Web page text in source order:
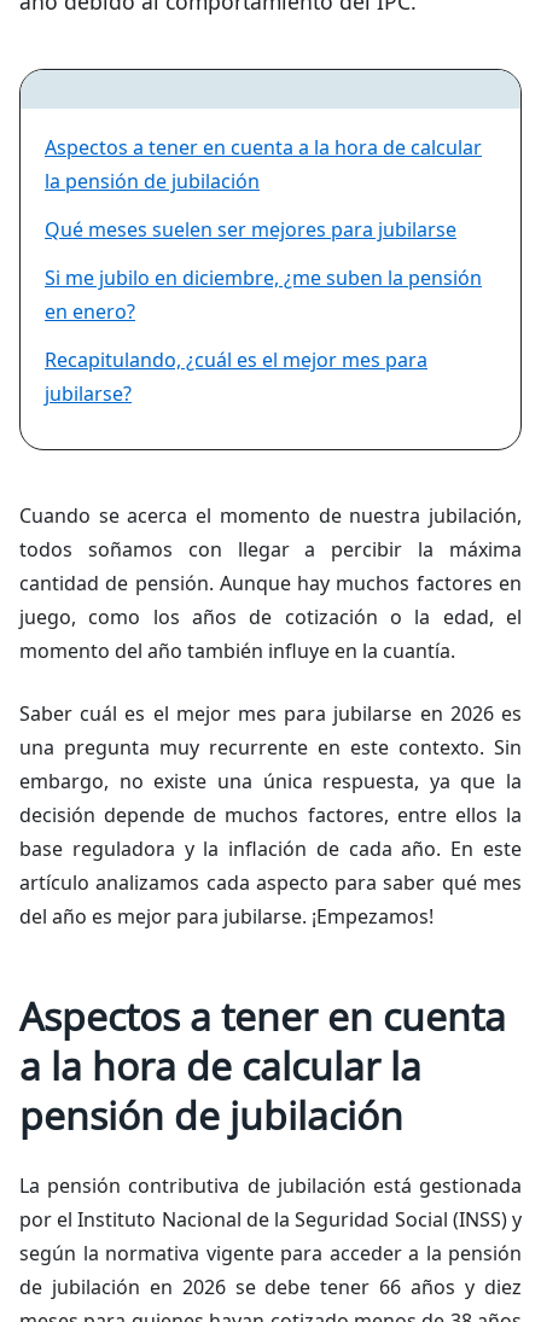
Aspectos a tener en cuenta a la hora de calcular
la pensión de jubilación
Qué meses suelen ser mejores para jubilarse
Si me jubilo en diciembre, ¿me suben la pensión
en enero?
Recapitulando, ¿cuál es el mejor mes para
jubilarse?
Cuando se acerca el momento de nuestra jubilación,
todos soñamos con llegar a percibir la máxima
cantidad de pensión. Aunque hay muchos factores en
juego, como los años de cotización o la edad, el
momento del año también influye en la cuantía.
Saber cuál es el mejor mes para jubilarse en 2026 es
una pregunta muy recurrente en este contexto. Sin
embargo, no existe una única respuesta, ya que la
decisión depende de muchos factores, entre ellos la
base reguladora y la inflación de cada año. En este
artículo analizamos cada aspecto para saber qué mes
del año es mejor para jubilarse. ¡Empezamos!
Aspectos a tener en cuenta
a la hora de calcular la
pensión de jubilación
La pensión contributiva de jubilación está gestionada
por el Instituto Nacional de la Seguridad Social (INSS) y
según la normativa vigente para acceder a la pensión
de jubilación en 2026 se debe tener 66 años y diez